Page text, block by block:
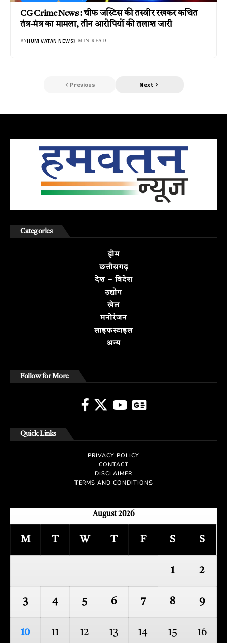
CG Crime News : चीफ जस्टिस की तस्वीर रखकर कथित
तंत्र-मंत्र का मामला, तीन आरोपियों की तलाश जारी
BYHUM VATAN NEWS3 MIN READ
Previous Next
Categories
होम
छत्तीसगढ़
देश – विदेश
उद्योग
खेल
मनोरंजन
लाइफस्टाइल
अन्य
Follow for More
Quick Links
PRIVACY POLICY
CONTACT
DISCLAIMER
TERMS AND CONDITIONS
August 2026
M T W T F S S
1 2
3 4 5 6 7 8 9
10 11 12 13 14 15 16